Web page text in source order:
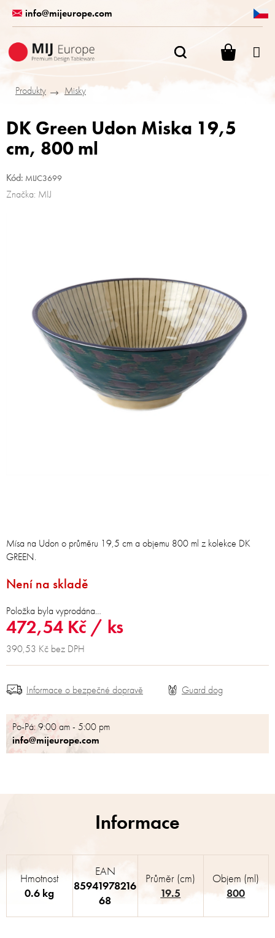
obsah
info@mijeurope.com
Produkty
Misky
DK Green Udon Miska 19,5
cm, 800 ml
Kód: MIJC3699
Značka: MIJ
472,54 Kč / ks
390,53 Kč bez DPH
Není na skladě
Položka byla vyprodána…
Mísa na Udon o průměru 19,5 cm a objemu 800 ml z kolekce DK
GREEN.
Po-Pá: 9:00 am - 5:00 pm
info@mijeurope.com
Informace o bezpečné dopravě
Hmotnost
0.6 kg
EAN
85941978216
68
Průměr (cm)
19.5
Objem (ml)
800